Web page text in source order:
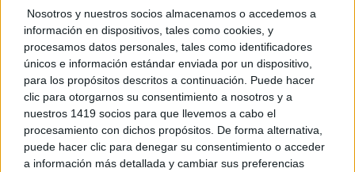
Nosotros y nuestros socios almacenamos o accedemos a
información en dispositivos, tales como cookies, y
procesamos datos personales, tales como identificadores
únicos e información estándar enviada por un dispositivo,
para los propósitos descritos a continuación. Puede hacer
clic para otorgarnos su consentimiento a nosotros y a
nuestros 1419 socios para que llevemos a cabo el
procesamiento con dichos propósitos. De forma alternativa,
puede hacer clic para denegar su consentimiento o acceder
a información más detallada y cambiar sus preferencias